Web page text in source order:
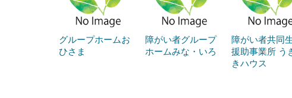
グループホームお
ひさま
障がい者グループ
ホームみな・いろ
障がい者共同
援助事業所 う
きハウス